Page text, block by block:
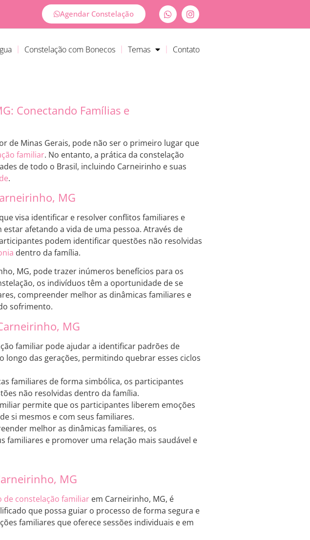
Agendar Constelação
Constelação com Bonecos Temas Contato
Conectando Famílias e
de Minas Gerais, pode não ser o primeiro lugar que
familiar. No entanto, a prática da constelação
de todo o Brasil, incluindo Carneirinho e suas
.
MG
visa identificar e resolver conflitos familiares e
afetando a vida de uma pessoa. Através de
podem identificar questões não resolvidas
dentro da família.
MG, pode trazer inúmeros benefícios para os
os indivíduos têm a oportunidade de se
compreender melhor as dinâmicas familiares e
sofrimento.
MG
familiar pode ajudar a identificar padrões de
das gerações, permitindo quebrar esses ciclos
familiares de forma simbólica, os participantes
não resolvidas dentro da família.
permite que os participantes liberem emoções
si mesmos e com seus familiares.
melhor as dinâmicas familiares, os
familiares e promover uma relação mais saudável e
MG
de constelação familiar em Carneirinho, MG, é
que possa guiar o processo de forma segura e
familiares que oferece sessões individuais e em